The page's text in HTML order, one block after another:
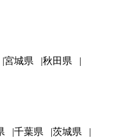
宮城県
秋田県
千葉県
茨城県